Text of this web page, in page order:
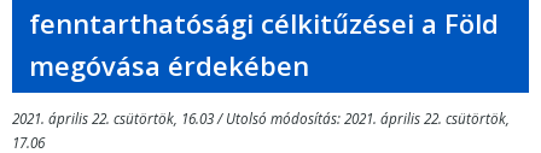
fenntarthatósági célkitűzései a Föld
megóvása érdekében
2021. április 22. csütörtök, 16.03 / Utolsó módosítás: 2021. április 22. csütörtök,
17.06